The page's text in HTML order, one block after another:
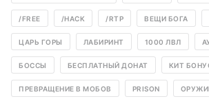
/FREE /HACK /RTP ВЕЩИ БОГА
ЦАРЬ ГОРЫ ЛАБИРИНТ 1000 ЛВЛ
БОССЫ БЕСПЛАТНЫЙ ДОНАТ КИТ
ПРЕВРАЩЕНИЕ В МОБОВ PRISON